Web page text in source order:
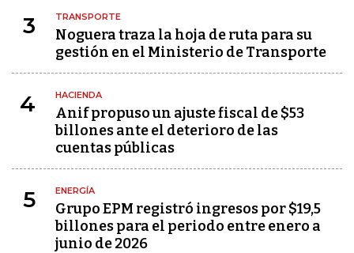
3 TRANSPORTE
Noguera traza la hoja de ruta para su
gestión en el Ministerio de Transporte
4 HACIENDA
Anif propuso un ajuste fiscal de $53
billones ante el deterioro de las
cuentas públicas
5 ENERGÍA
Grupo EPM registró ingresos por $19,5
billones para el periodo entre enero a
junio de 2026